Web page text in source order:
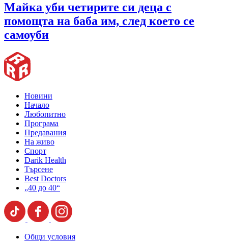
Майка уби четирите си деца с
помощта на баба им, след което се
самоуби
Новини
Начало
Любопитно
Програма
Предавания
На живо
Спорт
Darik Health
Търсене
Best Doctors
„40 до 40“
Общи условия